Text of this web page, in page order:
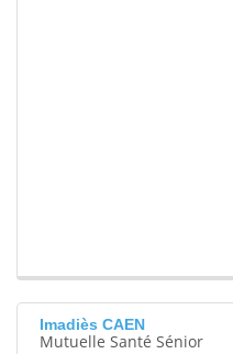
Imadiès CAEN
Mutuelle Santé Sénior